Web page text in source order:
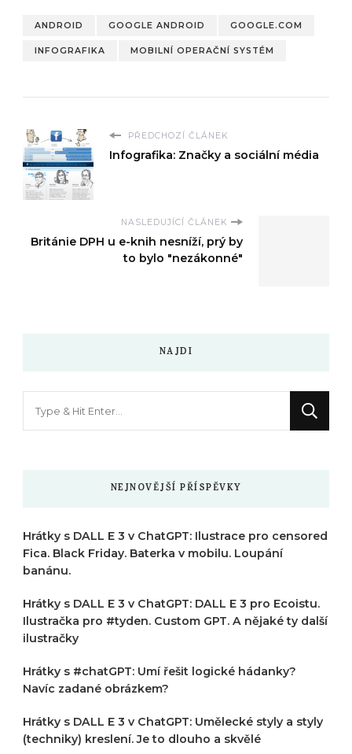
ANDROID GOOGLE ANDROID GOOGLE.COM
INFOGRAFIKA MOBILNÍ OPERAČNÍ SYSTÉM
PŘEDCHOZÍ ČLÁNEK
Infografika: Značky a sociální média
NASLEDUJÍCÍ ČLÁNEK
Británie DPH u e-knih nesníží, prý by
to bylo "nezákonné"
NAJDI
NEJNOVĚJŠÍ PŘÍSPĚVKY
Hrátky s DALL E 3 v ChatGPT: Ilustrace pro censored
Fica. Black Friday. Baterka v mobilu. Loupání
banánu.
Hrátky s DALL E 3 v ChatGPT: DALL E 3 pro Ecoistu.
Ilustračka pro #tyden. Custom GPT. A nějaké ty další
ilustračky
Hrátky s #chatGPT: Umí řešit logické hádanky?
Navíc zadané obrázkem?
Hrátky s DALL E 3 v ChatGPT: Umělecké styly a styly
(techniky) kreslení. Je to dlouho a skvělé